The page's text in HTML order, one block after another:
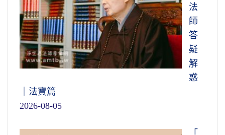
法
師
答
疑
解
惑
｜法寶篇
2026-08-05